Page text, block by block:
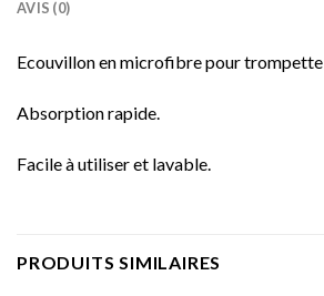
AVIS (0)
Ecouvillon en microfibre pour trompette
Absorption rapide.
Facile à utiliser et lavable.
PRODUITS SIMILAIRES